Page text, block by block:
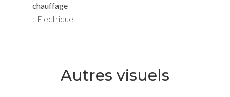
chauffage
Electrique
Autres visuels